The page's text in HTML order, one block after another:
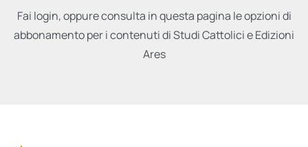
RECENSIONI
Fai login, oppure consulta in questa pagina le opzioni di
abbonamento per i contenuti di Studi Cattolici e Edizioni
Ares